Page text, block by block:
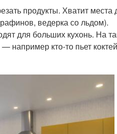
продукты. Хватит
ведерка со льдом).
для больших кухонь. На
кто-то пьет